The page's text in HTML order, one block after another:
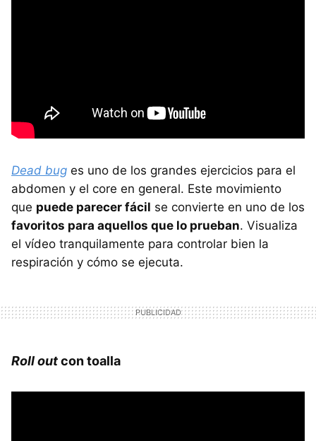
Dead bug es uno de los grandes ejercicios para el
abdomen y el core en general. Este movimiento
que puede parecer fácil se convierte en uno de los
favoritos para aquellos que lo prueban. Visualiza
el vídeo tranquilamente para controlar bien la
respiración y cómo se ejecuta.
Roll outcon toalla